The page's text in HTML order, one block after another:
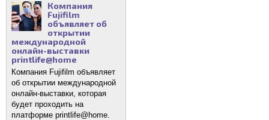
Компания
Fujifilm
объявляет об
открытии
международной
онлайн-выставки
printlife@home
Компания Fujifilm объявляет
об открытии международной
онлайн-выставки, которая
будет проходить на
платформе printlife@home.